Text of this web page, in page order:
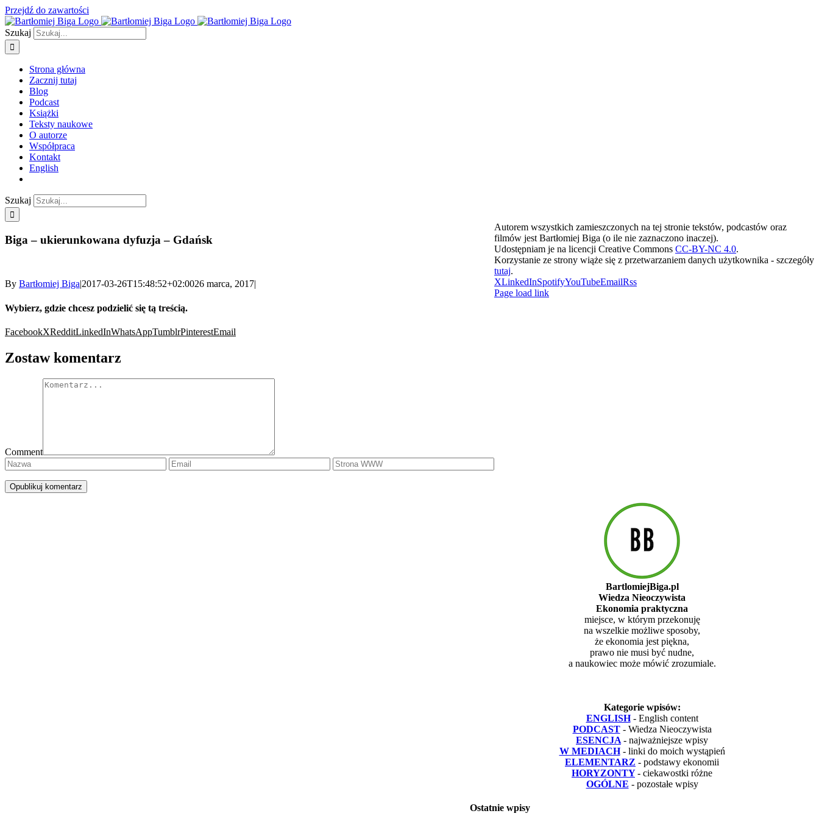
Przejdź do zawartości
Szukaj
Strona główna
Zacznij tutaj
Blog
Podcast
Książki
Teksty naukowe
O autorze
Współpraca
Kontakt
English
Szukaj
Biga – ukierunkowana dyfuzja – Gdańsk
By Bartłomiej Biga|2017-03-26T15:48:52+02:0026 marca, 2017|
Wybierz, gdzie chcesz podzielić się tą treścią.
FacebookXRedditLinkedInWhatsAppTumblrPinterestEmail
Zostaw komentarz
Comment
BartlomiejBiga.pl
Wiedza Nieoczywista
Ekonomia praktyczna
miejsce, w którym przekonuję
na wszelkie możliwe sposoby,
że ekonomia jest piękna,
prawo nie musi być nudne,
a naukowiec może mówić zrozumiale.
Kategorie wpisów:
ENGLISH - English content
PODCAST - Wiedza Nieoczywista
ESENCJA - najważniejsze wpisy
W MEDIACH - linki do moich wystąpień
ELEMENTARZ - podstawy ekonomii
HORYZONTY - ciekawostki różne
OGÓLNE - pozostałe wpisy
Ostatnie wpisy
Autorem wszystkich zamieszczonych na tej stronie tekstów, podcastów oraz
filmów jest Bartłomiej Biga (o ile nie zaznaczono inaczej).
Udostępniam je na licencji Creative Commons CC-BY-NC 4.0.
Korzystanie ze strony wiąże się z przetwarzaniem danych użytkownika - szczegóły
tutaj.
XLinkedInSpotifyYouTubeEmailRss
Page load link